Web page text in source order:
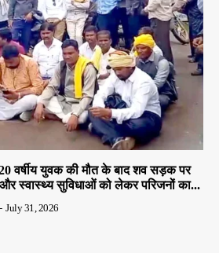
वर्षीय युवक की मौत के बाद शव सड़क पर
स्वास्थ्य सुविधाओं को लेकर परिजनों का...
- July 31, 2026